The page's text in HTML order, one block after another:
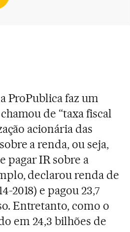
ProPublica faz um
de “taxa fiscal
acionária das
a renda, ou seja,
pagar IR sobre a
declarou renda de
2018) e pagou 23,7
Entretanto, como o
em 24,3 bilhões de